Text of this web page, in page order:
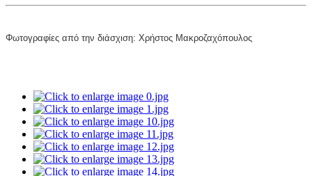
Φωτογραφίες από την διάσχιση: Χρήστος Μακροζαχόπουλος